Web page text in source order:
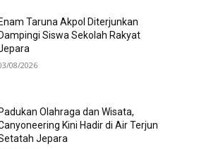
Enam Taruna Akpol Diterjunkan
Dampingi Siswa Sekolah Rakyat
08/2026
Padukan Olahraga dan Wisata,
Kini Hadir di Air Terjun
Jepara